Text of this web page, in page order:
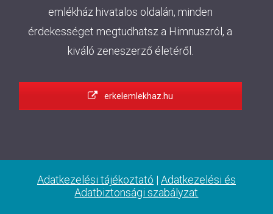
emlékház hivatalos oldalán, minden
érdekességet megtudhatsz a Himnuszról, a
kiváló zeneszerző életéről.
erkelemlekhaz.hu
Adatkezelési tájékoztató | Adatkezelési és
Adatbiztonsági szabályzat